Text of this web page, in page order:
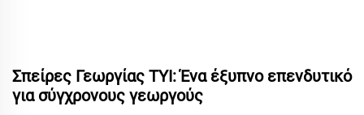
Σπείρες Γεωργίας TYI: Ένα έξυπνο επενδυτικό
για σύγχρονους γεωργούς